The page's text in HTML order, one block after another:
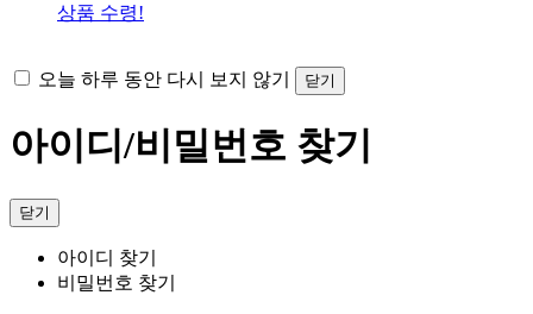
상품 수령!
오늘 하루 동안 다시 보지 않기 닫기
아이디/비밀번호 찾기
닫기
아이디 찾기
비밀번호 찾기